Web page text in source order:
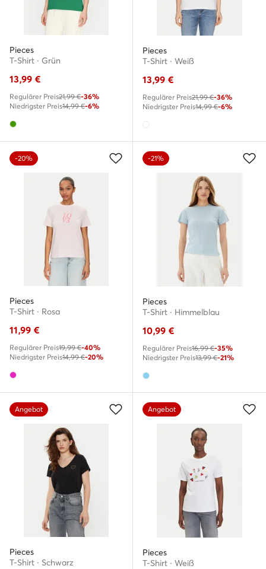
Pieces
T-Shirt · Grün
13,99 €
Regulärer Preis21,99 €-36%
Niedrigster Preis14,99 €-6%
Pieces
T-Shirt · Weiß
13,99 €
Regulärer Preis21,99 €-36%
Niedrigster Preis14,99 €-6%
-20%
Pieces
T-Shirt · Rosa
11,99 €
Regulärer Preis19,99 €-40%
Niedrigster Preis14,99 €-20%
-21%
Pieces
T-Shirt · Himmelblau
10,99 €
Regulärer Preis16,99 €-35%
Niedrigster Preis13,99 €-21%
Angebot
Pieces
T-Shirt · Schwarz
Angebot
Pieces
T-Shirt · Weiß